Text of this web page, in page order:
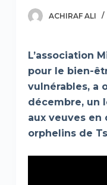
ACHIRAF ALI
L’association
pour le bien-
vulnérables, a
décembre, un
aux veuves
orphelins de